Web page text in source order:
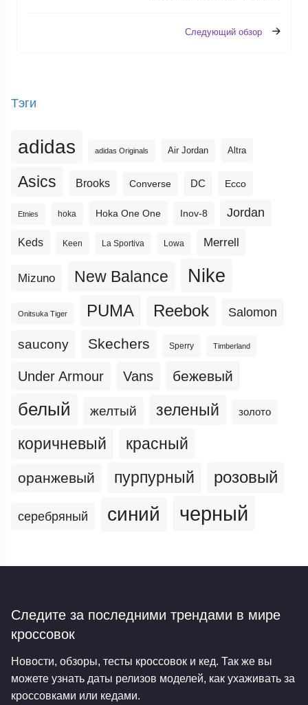
Следующий обзор
Тэги
adidas adidas Originals Air Jordan Altra
Asics Brooks Converse DC Ecco
Etnies hoka Hoka One One Inov-8 Jordan
Keds Keen La Sportiva Lowa Merrell
Mizuno New Balance Nike
Onitsuka Tiger PUMA Reebok Salomon
saucony Skechers Sperry Timberland
Under Armour Vans бежевый
белый желтый зеленый золото
коричневый красный
оранжевый пурпурный розовый
серебряный синий черный
Следите за последними трендами в мире
кроссовок
Новости, обзоры, тесты кроссовок и кед. Так же вы
можете узнать даты релизов моделей, как ухаживать за
кроссовками или кедами.